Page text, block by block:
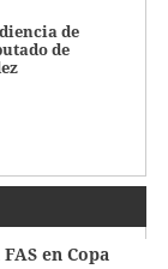
de
de
en Copa